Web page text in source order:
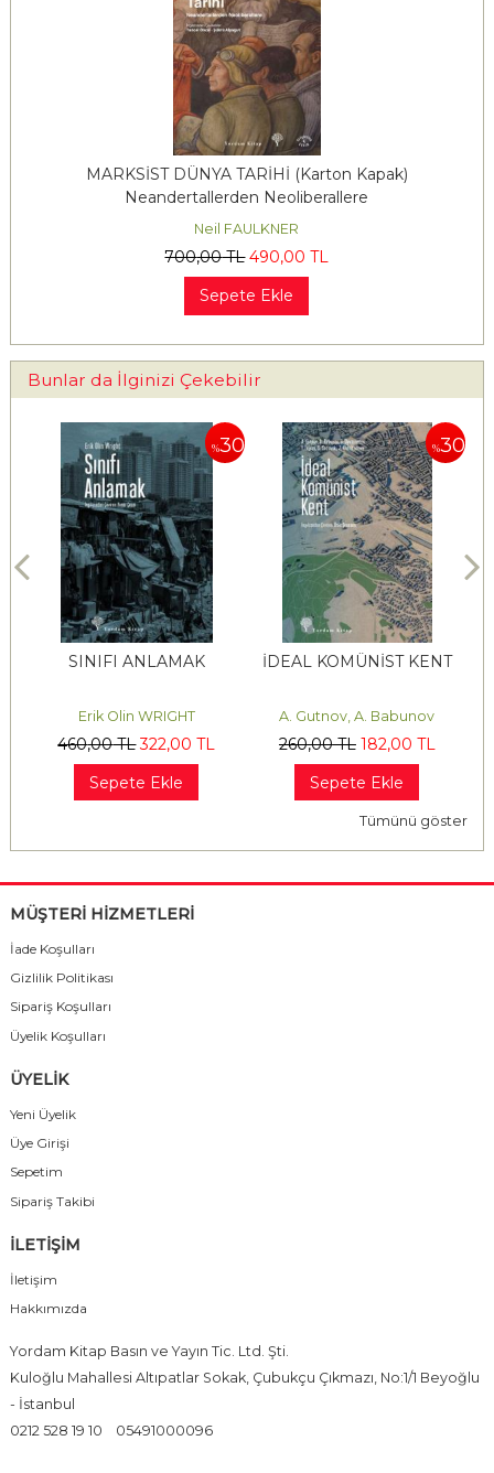
MARKSİST DÜNYA TARİHİ (Karton Kapak)
Neandertallerden Neoliberallere
Neil FAULKNER
700,00TL 490,00 TL
Sepete Ekle
Bunlar da İlginizi Çekebilir
%30
SINIFI ANLAMAK
Erik Olin WRIGHT
460,00TL 322,00 TL
Sepete Ekle
%30
İDEAL KOMÜNİST KENT
A. Gutnov, A. Babunov
260,00TL 182,00 TL
Sepete Ekle
Tümünü göster
MÜŞTERİ HİZMETLERİ
İade Koşulları
Gizlilik Politikası
Sipariş Koşulları
Üyelik Koşulları
ÜYELİK
Yeni Üyelik
Üye Girişi
Sepetim
Sipariş Takibi
İLETİŞİM
İletişim
Hakkımızda
Yordam Kitap Basın ve Yayın Tic. Ltd. Şti.
Kuloğlu Mahallesi Altıpatlar Sokak, Çubukçu Çıkmazı, No:1/1 Beyoğlu
- İstanbul
0212 528 19 10
05491000096